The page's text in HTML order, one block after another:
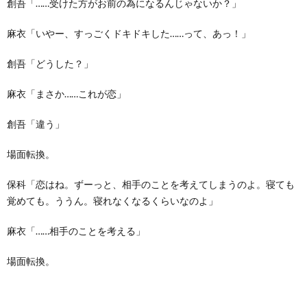
創吾「……受けた方がお前の為になるんじゃないか？」
麻衣「いやー、すっごくドキドキした……って、あっ！」
創吾「どうした？」
麻衣「まさか……これが恋」
創吾「違う」
場面転換。
保科「恋はね。ずーっと、相手のことを考えてしまうのよ。寝ても
覚めても。ううん。寝れなくなるくらいなのよ」
麻衣「……相手のことを考える」
場面転換。